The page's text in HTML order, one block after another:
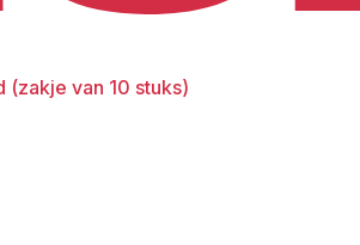
van 10 stuks)